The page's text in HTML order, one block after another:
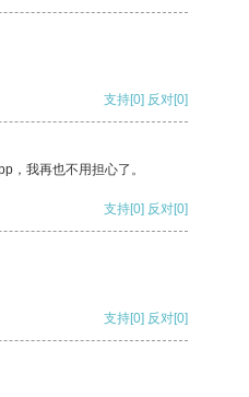
支持[0] 反对[0]
，我再也不用担心了。
支持[0] 反对[0]
支持[0] 反对[0]